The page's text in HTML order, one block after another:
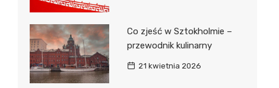
Co zjeść w Sztokholmie –
przewodnik kulinarny
21 kwietnia 2026